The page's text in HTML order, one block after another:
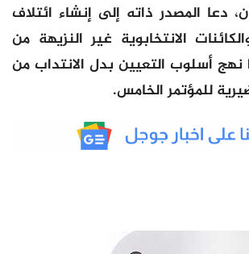
دعا المصدر ذاته إلى إنشاء ائتلاف
الانتخابوية غير النزيهة من
نهج أسلوب التعيين بدل الانتداب من
للمؤتمر الخامس.